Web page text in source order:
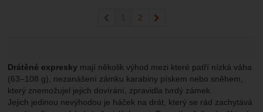
předchozí
2
Drátěné expresky mají několik výhod mezi které patří nízká váha
(63–108 g), nezanášení zámku karabiny pískem nebo sněhem,
který znemožujel jejich dovírání, zpravidla tvrdý zámek.
Jejich jedinou nevýhodou je háček na drát, který se rád zachytává